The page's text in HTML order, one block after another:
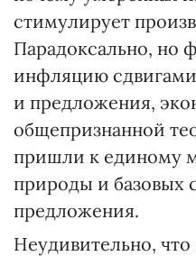
стимулирует
Парадоксально, но
инфляцию
и предложения,
общепризнанной
пришли к единому
природы и базовых
предложения.
Неудивительно,